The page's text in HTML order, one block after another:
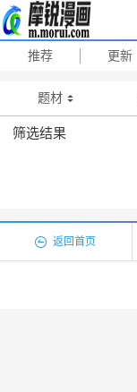
推荐 更新
题材
筛选结果
返回首页